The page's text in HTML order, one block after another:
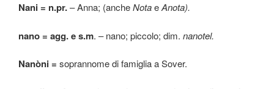
Nani = n.pr.– Anna; (ancheNotaeAnota).
nano = agg. e s.m. – nano; piccolo; dim. nanotel.
Nanòni = soprannome di famiglia a Sover.